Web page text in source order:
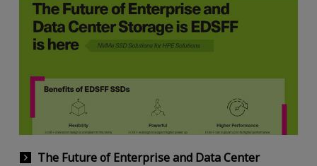
The Future of Enterprise and Data Center